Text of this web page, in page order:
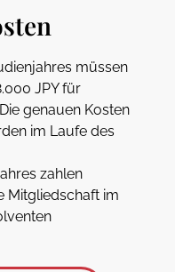
müssen
JPY für
genauen Kosten
im Laufe des
zahlen
Mitgliedschaft im